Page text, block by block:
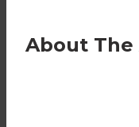
About